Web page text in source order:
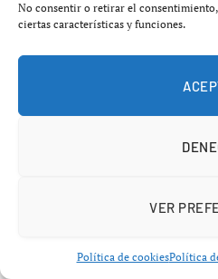
No consentir o retirar el
ciertas características y funciones.
VER
Política de cookiesPolítica
La UE destina otros 1